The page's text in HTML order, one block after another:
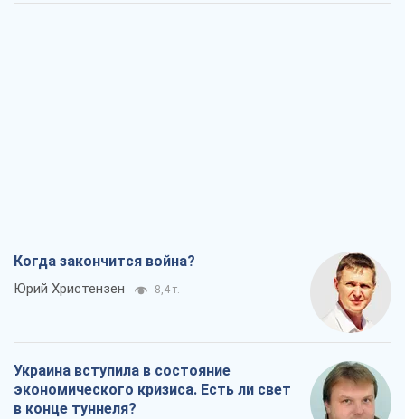
Когда закончится война?
Юрий Христензен 8,4 т.
Украина вступила в состояние
экономического кризиса. Есть ли свет
в конце туннеля?